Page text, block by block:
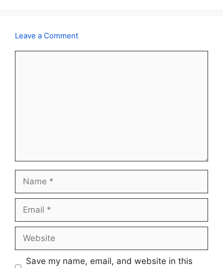
Leave a Comment
Name
Email
Website
Save my name, email, and website in this